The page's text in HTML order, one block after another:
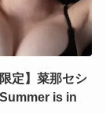
定】菜那セシ
is in